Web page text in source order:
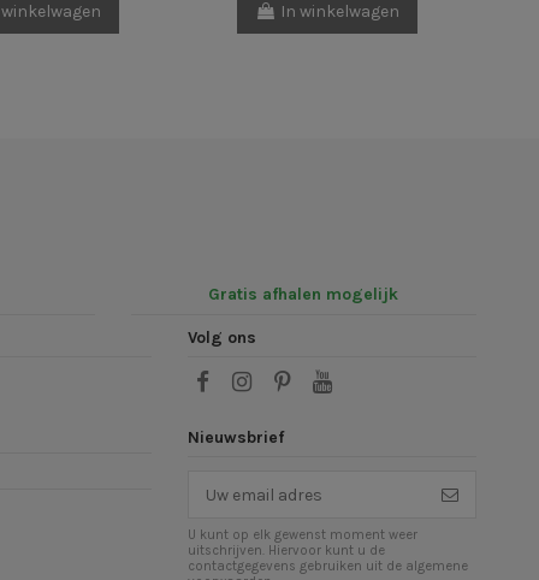
In winkelwagen
Gratis afhalen mogelijk
Volg ons
Nieuwsbrief
U kunt op elk gewenst moment weer
uitschrijven. Hiervoor kunt u de
contactgegevens gebruiken uit de algemene